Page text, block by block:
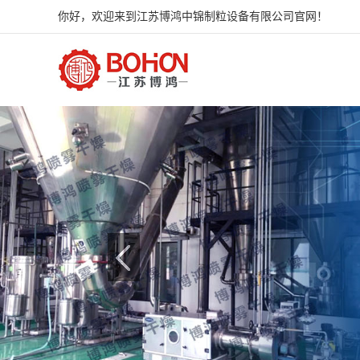
你好，欢迎来到江苏博鸿中锦制粒设备有限公司官网！